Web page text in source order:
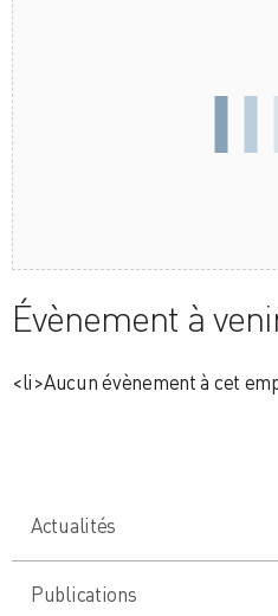
Évènement à
<li>Aucun évènement à cet
Actualités
Publications